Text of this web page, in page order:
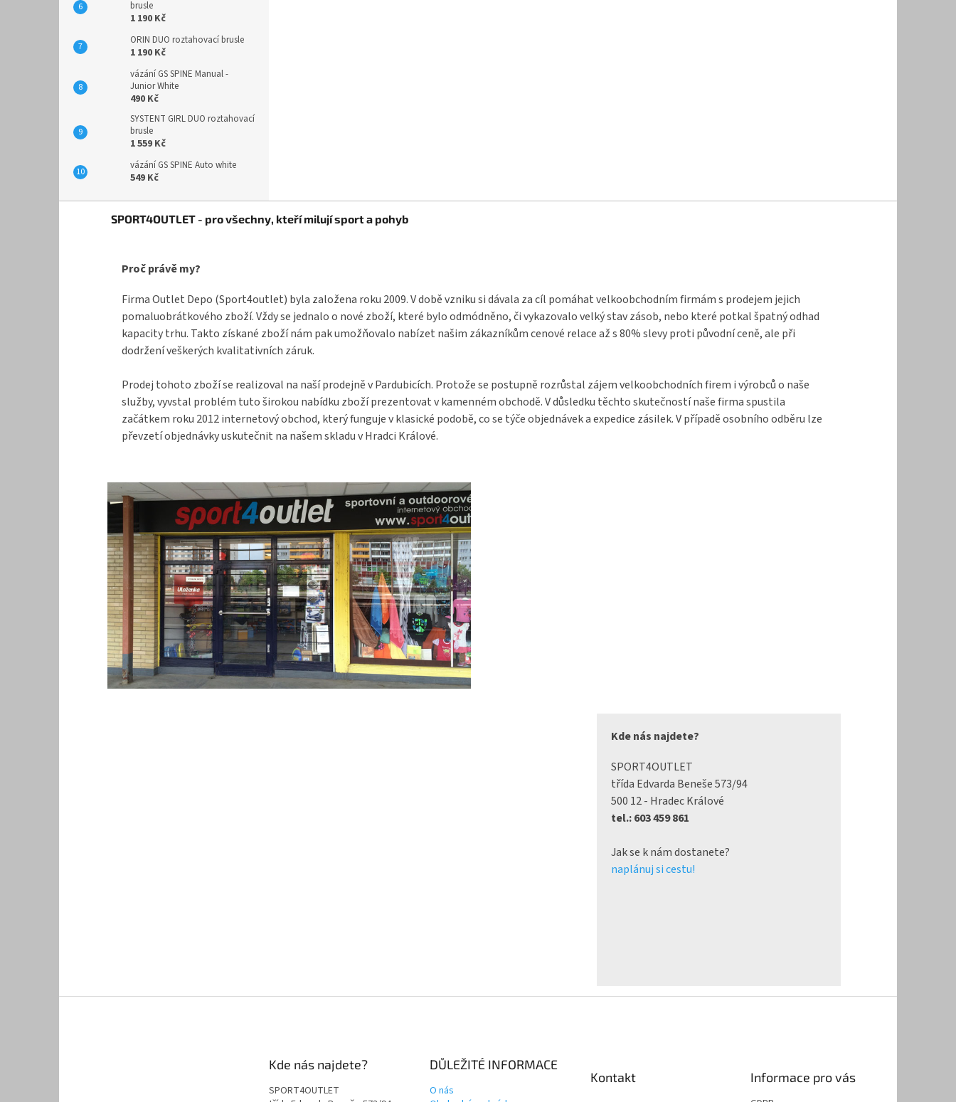
brusle
1 190 Kč
ORIN DUO roztahovací brusle
1 190 Kč
vázání GS SPINE Manual -
Junior White
490 Kč
SYSTENT GIRL DUO roztahovací
brusle
1 559 Kč
vázání GS SPINE Auto white
549 Kč
SPORT4OUTLET - pro všechny, kteří milují sport a pohyb
Proč právě my?
Firma Outlet Depo (Sport4outlet) byla založena roku 2009. V době vzniku si dávala za cíl pomáhat velkoobchodním firmám s prodejem jejich
pomaluobrátkového zboží. Vždy se jednalo o nové zboží, které bylo odmódněno, či vykazovalo velký stav zásob, nebo které potkal špatný odhad
kapacity trhu. Takto získané zboží nám pak umožňovalo nabízet našim zákazníkům cenové relace až s 80% slevy proti původní ceně, ale při
dodržení veškerých kvalitativních záruk.
Prodej tohoto zboží se realizoval na naší prodejně v Pardubicích. Protože se postupně rozrůstal zájem velkoobchodních firem i výrobců o naše
služby, vyvstal problém tuto širokou nabídku zboží prezentovat v kamenném obchodě. V důsledku těchto skutečností naše firma spustila
začátkem roku 2012 internetový obchod, který funguje v klasické podobě, co se týče objednávek a expedice zásilek. V případě osobního odběru lze
převzetí objednávky uskutečnit na našem skladu v Hradci Králové.
Kde nás najdete?
SPORT4OUTLET
třída Edvarda Beneše 573/94
500 12 - Hradec Králové
tel.: 603 459 861
Jak se k nám dostanete?
naplánuj si cestu!
Kde nás najdete?
SPORT4OUTLET
DŮLEŽITÉ INFORMACE
O nás
Kontakt Informace pro vás